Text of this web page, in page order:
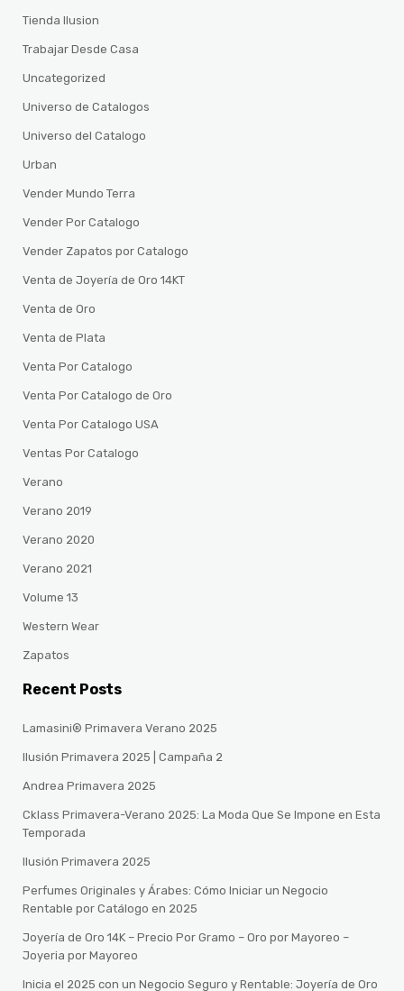
Tienda Ilusion
Trabajar Desde Casa
Uncategorized
Universo de Catalogos
Universo del Catalogo
Urban
Vender Mundo Terra
Vender Por Catalogo
Vender Zapatos por Catalogo
Venta de Joyería de Oro 14KT
Venta de Oro
Venta de Plata
Venta Por Catalogo
Venta Por Catalogo de Oro
Venta Por Catalogo USA
Ventas Por Catalogo
Verano
Verano 2019
Verano 2020
Verano 2021
Volume 13
Western Wear
Zapatos
Recent Posts
Lamasini® Primavera Verano 2025
Ilusión Primavera 2025 | Campaña 2
Andrea Primavera 2025
Cklass Primavera-Verano 2025: La Moda Que Se Impone en Esta
Temporada
Ilusión Primavera 2025
Perfumes Originales y Árabes: Cómo Iniciar un Negocio
Rentable por Catálogo en 2025
Joyería de Oro 14K – Precio Por Gramo – Oro por Mayoreo –
Joyeria por Mayoreo
Inicia el 2025 con un Negocio Seguro y Rentable: Joyería de Oro